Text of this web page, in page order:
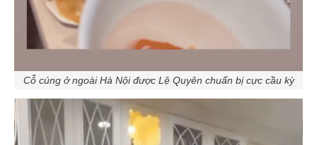
Cỗ cúng ở ngoài Hà Nội được Lệ Quyên chuẩn bị cực cầu kỳ